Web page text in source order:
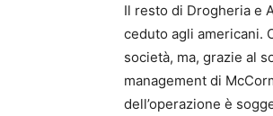
Il resto di Drogheria e
ceduto agli americani.
società, ma, grazie al
management di
dell’operazione è